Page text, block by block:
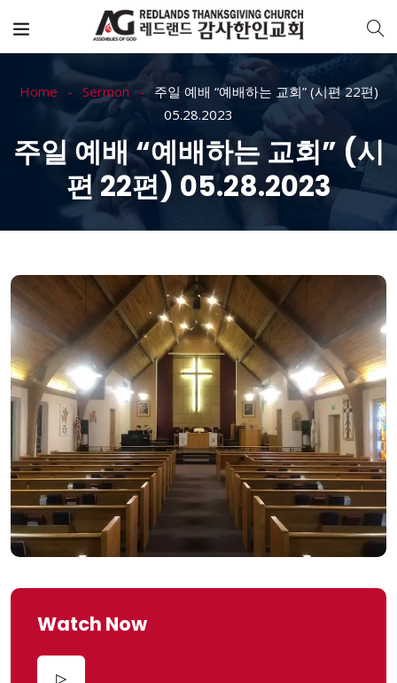
Home Sermon
주일 예배 “예배하는 교회” (시편 22편)
05.28.2023
주일 예배 “예배하는 교회” (시
편 22편) 05.28.2023
Watch Now